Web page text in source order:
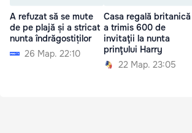
A refuzat să se mute
de pe plajă și a stricat
nunta îndrăgostiților
26 Мар. 22:10
Casa regală britanică
a trimis 600 de
invitaţii la nunta
prinţului Harry
22 Мар. 23:05